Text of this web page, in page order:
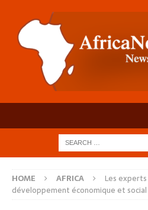
HOME AFRICA
Les
développement économique et